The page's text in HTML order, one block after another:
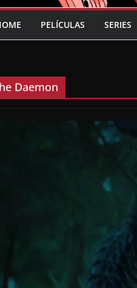
PELÍCULAS SERIES
Daemon